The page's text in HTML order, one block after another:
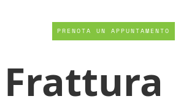
PRENOTA UN APPUNTAMENTO
Frattura